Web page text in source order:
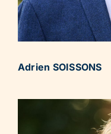
Adrien SOISSONS